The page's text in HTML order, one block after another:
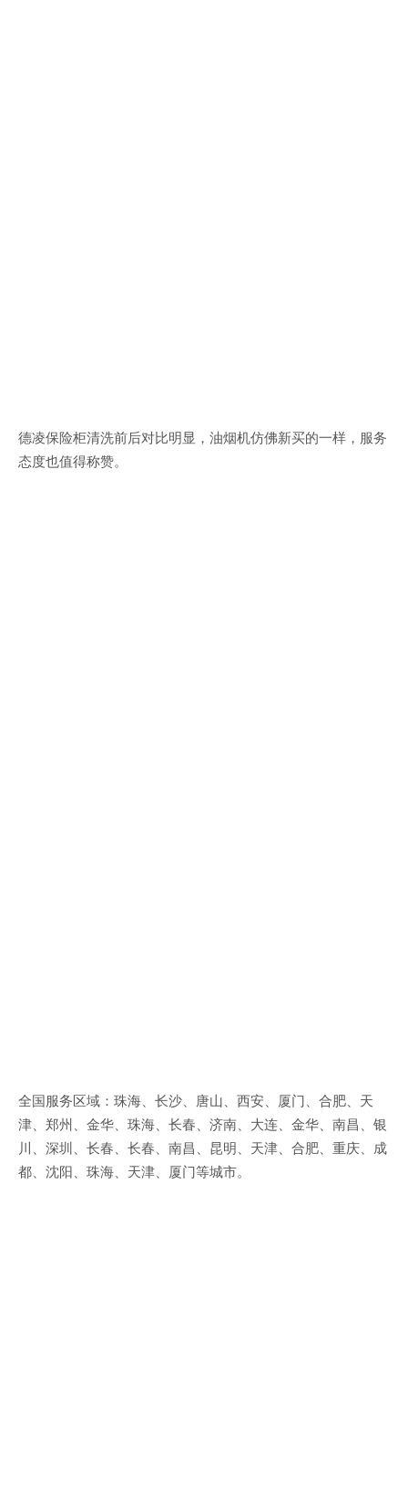
德凌保险柜清洗前后对比明显，油烟机仿佛新买的一样，服务
态度也值得称赞。
全国服务区域：珠海、长沙、唐山、西安、厦门、合肥、天
津、郑州、金华、珠海、长春、济南、大连、金华、南昌、银
川、深圳、长春、长春、南昌、昆明、天津、合肥、重庆、成
都、沈阳、珠海、天津、厦门等城市。